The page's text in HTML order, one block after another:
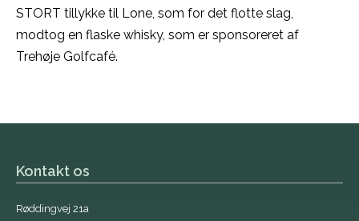
STORT tillykke til Lone, som for det flotte slag,
modtog en flaske whisky, som er sponsoreret af
Trehøje Golfcafé.
Kontakt os
Røddingvej 21a